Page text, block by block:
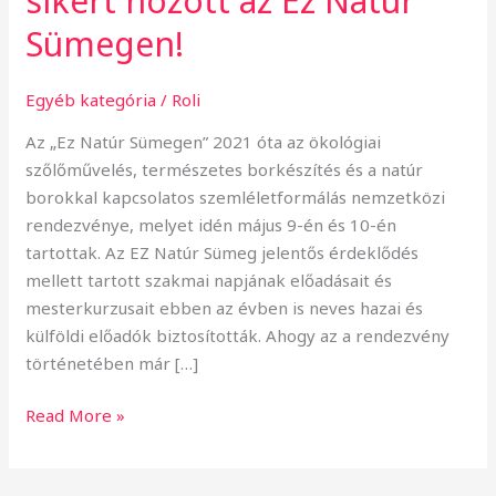
Sümegen!
Egyéb kategória / Roli
Az „Ez Natúr Sümegen” 2021 óta az ökológiai
szőlőművelés, természetes borkészítés és a natúr
borokkal kapcsolatos szemléletformálás nemzetközi
rendezvénye, melyet idén május 9-én és 10-én
tartottak. Az EZ Natúr Sümeg jelentős érdeklődés
mellett tartott szakmai napjának előadásait és
mesterkurzusait ebben az évben is neves hazai és
külföldi előadók biztosították. Ahogy az a rendezvény
történetében már […]
Read More »